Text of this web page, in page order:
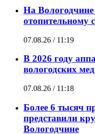
На Вологодчине
отопительному
07.08.26 / 11:19
В 2026 году
вологодских
07.08.26 / 11:18
Более 6 тысяч
представили
Вологодчине